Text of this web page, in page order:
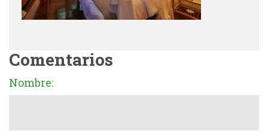
Comentarios
Nombre: